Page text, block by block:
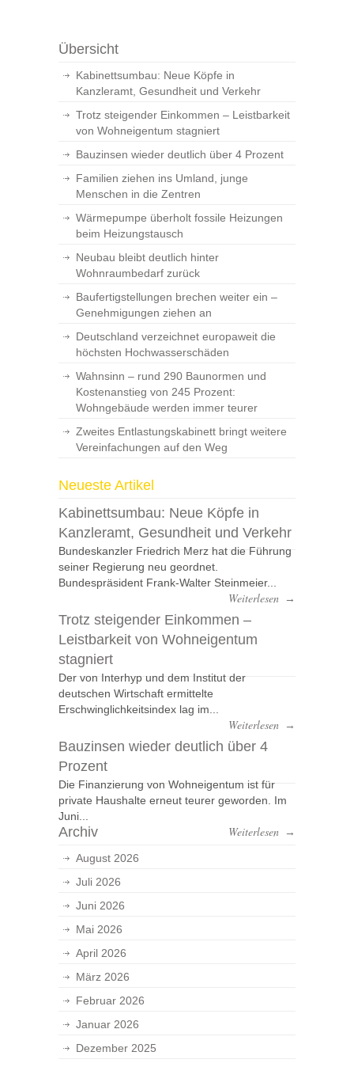
Übersicht
Kabinettsumbau: Neue Köpfe in
Kanzleramt, Gesundheit und Verkehr
Trotz steigender Einkommen – Leistbarkeit
von Wohneigentum stagniert
Bauzinsen wieder deutlich über 4 Prozent
Familien ziehen ins Umland, junge
Menschen in die Zentren
Wärmepumpe überholt fossile Heizungen
beim Heizungstausch
Neubau bleibt deutlich hinter
Wohnraumbedarf zurück
Baufertigstellungen brechen weiter ein –
Genehmigungen ziehen an
Deutschland verzeichnet europaweit die
höchsten Hochwasserschäden
Wahnsinn – rund 290 Baunormen und
Kostenanstieg von 245 Prozent:
Wohngebäude werden immer teurer
Zweites Entlastungskabinett bringt weitere
Vereinfachungen auf den Weg
Neueste Artikel
Kabinettsumbau: Neue Köpfe in
Kanzleramt, Gesundheit und Verkehr
Bundeskanzler Friedrich Merz hat die Führung
seiner Regierung neu geordnet.
Bundespräsident Frank-Walter Steinmeier...
Weiterlesen →
Trotz steigender Einkommen –
Leistbarkeit von Wohneigentum
stagniert
Der von Interhyp und dem Institut der
deutschen Wirtschaft ermittelte
Erschwinglichkeitsindex lag im...
Weiterlesen →
Bauzinsen wieder deutlich über 4
Prozent
Die Finanzierung von Wohneigentum ist für
private Haushalte erneut teurer geworden. Im
Juni...
Weiterlesen →
Archiv
August 2026
Juli 2026
Juni 2026
Mai 2026
April 2026
März 2026
Februar 2026
Januar 2026
Dezember 2025